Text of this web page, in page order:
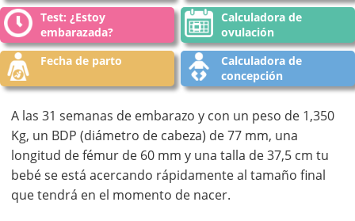
Test: ¿Estoy
embarazada?
Calculadora de
ovulación
Fecha de parto
Calculadora de
concepción
A las 31 semanas de embarazo y con un peso de 1,350
Kg, un BDP (diámetro de cabeza) de 77 mm, una
longitud de fémur de 60 mm y una talla de 37,5 cm tu
bebé se está acercando rápidamente al tamaño final
que tendrá en el momento de nacer.